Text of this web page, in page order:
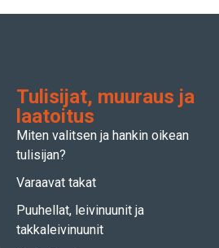
Tulisijat, muuraus ja
laatoitus
Miten valitsen ja hankin oikean
tulisijan?
Varaavat takat
Puuhellat, leivinuunit ja
takkaleivinuunit